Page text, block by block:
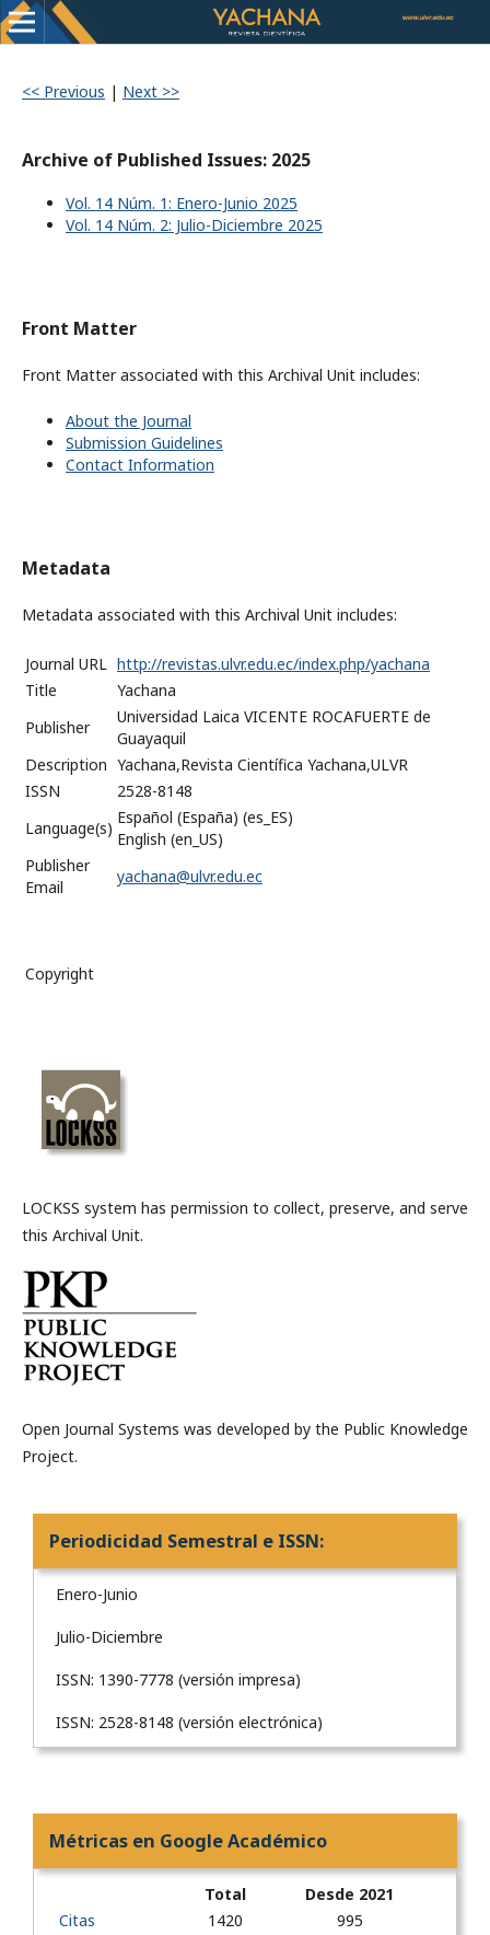
<< Previous | Next >>
Archive of Published Issues: 2025
Vol. 14 Núm. 1: Enero-Junio 2025
Vol. 14 Núm. 2: Julio-Diciembre 2025
Front Matter
Front Matter associated with this Archival Unit includes:
About the Journal
Submission Guidelines
Contact Information
Metadata
Metadata associated with this Archival Unit includes:
Journal URL http://revistas.ulvr.edu.ec/index.php/yachana
Title
Yachana
Publisher
Universidad Laica VICENTE ROCAFUERTE de
Guayaquil
Description Yachana,Revista Científica Yachana,ULVR
ISSN
2528-8148
Language(s)
Español (España) (es_ES)
English (en_US)
Publisher
Email
yachana@ulvr.edu.ec
Copyright
LOCKSS system has permission to collect, preserve, and serve
this Archival Unit.
Open Journal Systems was developed by the Public Knowledge
Project.
Periodicidad Semestral e ISSN:
Enero-Junio
Julio-Diciembre
ISSN: 1390-7778 (versión impresa)
ISSN: 2528-8148 (versión electrónica)
Métricas en Google Académico
Total
Desde 2021
Citas
1420
995